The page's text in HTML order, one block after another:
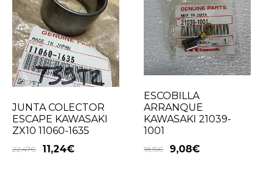
JUNTA COLECTOR
ESCAPE KAWASAKI
ZX10 11060-1635
22,47€ 11,24€
ESCOBILLA
ARRANQUE
KAWASAKI 21039-
1001
18,15€ 9,08€